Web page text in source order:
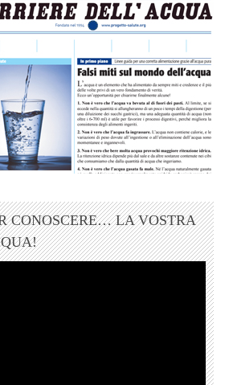
CONOSCERE… LA VOSTRA